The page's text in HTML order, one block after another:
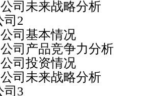
来战略分析
2
基本情况
品竞争力分析
投资情况
来战略分析
3